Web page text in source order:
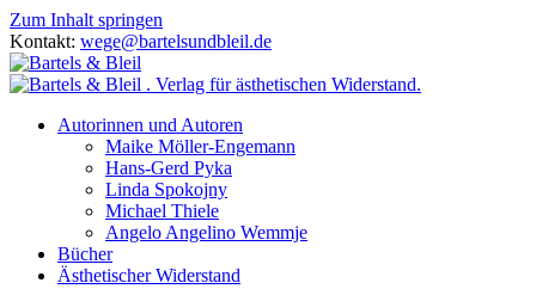
Zum Inhalt springen
Kontakt: wege@bartelsundbleil.de
Autorinnen und Autoren
Maike Möller-Engemann
Hans-Gerd Pyka
Linda Spokojny
Michael Thiele
Angelo Angelino Wemmje
Bücher
Ästhetischer Widerstand